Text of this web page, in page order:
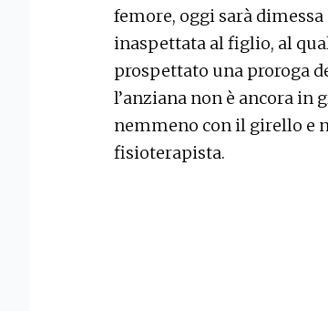
femore, oggi sarà
inaspettata al figlio, al
prospettato una proroga
l’anziana non è ancora in
nemmeno con il girello e
fisioterapista.